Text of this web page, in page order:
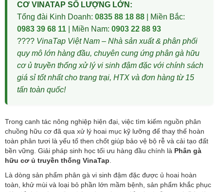
CƠ VINATAP SỐ LƯỢNG LỚN:
Tổng đài Kinh Doanh: 0835 88 18 88 | Miền Bắc:
0983 39 68 11 | Miền Nam: 0903 22 88 93
???? VinaTap Việt Nam – Nhà sản xuất & phân phối
quy mô lớn hàng đầu, chuyên cung ứng phân gà hữu
cơ ủ truyền thống xử lý vi sinh đậm đặc với chính sách
giá sỉ tốt nhất cho trang trại, HTX và đơn hàng từ 15
tấn toàn quốc!
Trong canh tác nông nghiệp hiện đại, việc tìm kiếm nguồn phân
chuồng hữu cơ đã qua xử lý hoai mục kỹ lưỡng để thay thế hoàn
toàn phân tươi là yếu tố then chốt giúp bảo vệ bộ rễ và cải tạo đất
bền vững. Giải pháp sinh học tối ưu hàng đầu chính là Phân gà
hữu cơ ủ truyền thống VinaTap
Là dòng sản phẩm phân gà vi sinh đậm đặc được ủ hoai hoàn
toàn, khử mùi và loại bỏ phần lớn mầm bệnh, sản phẩm khắc phục